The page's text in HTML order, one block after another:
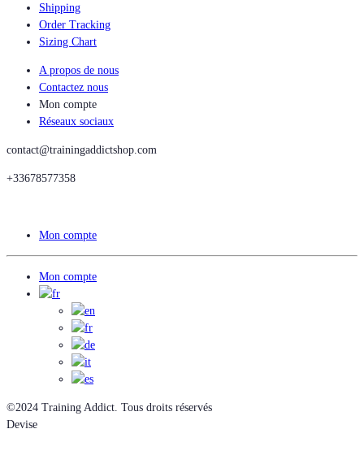
Shipping
Order Tracking
Sizing Chart
A propos de nous
Contactez nous
Mon compte
Réseaux sociaux
contact@trainingaddictshop.com
+33678577358
Mon compte
Mon compte
©2024 Training Addict. Tous droits réservés
Devise